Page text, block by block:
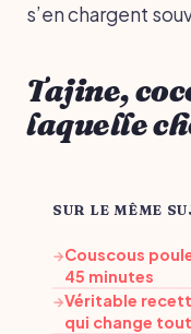
s’en chargent
Tajine,
laquelle
SUR LE MÊME
→Couscous
45 minutes
→Véritable
qui change tout